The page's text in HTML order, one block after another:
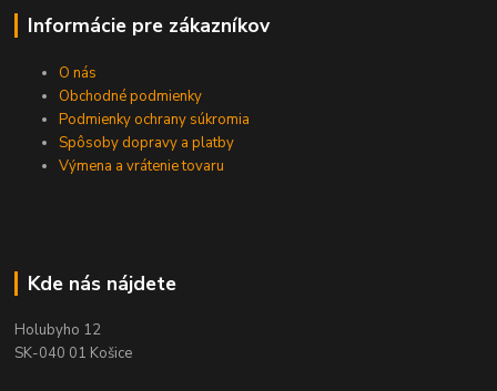
Informácie pre zákazníkov
O nás
Obchodné podmienky
Podmienky ochrany súkromia
Spôsoby dopravy a platby
Výmena a vrátenie tovaru
Kde nás nájdete
Holubyho 12
SK-040 01 Košice